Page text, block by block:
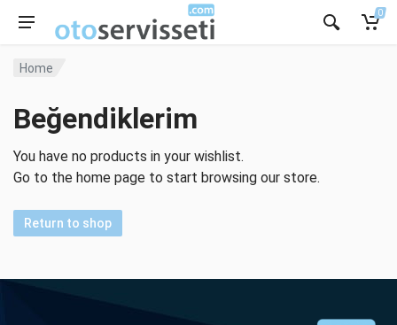
0
Home
Beğendiklerim
You have no products in your wishlist.
Go to the home page to start browsing our store.
Return to shop